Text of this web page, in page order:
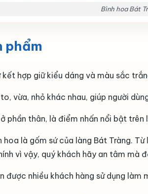
Bình hoa Bát
phẩm
kết hợp giữ kiểu dáng và màu sắc
vừa, nhỏ khác nhau, giúp người
thân, là điểm nhấn nổi bật
hoa là gốm sứ của làng Bát Tràng.
vì vậy, quý khách hãy an tâm mà
được nhiều khách hàng sử dụng